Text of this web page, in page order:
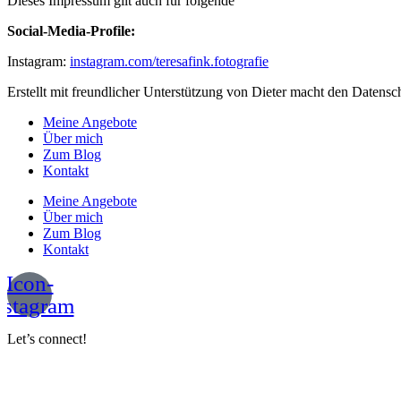
Social-Media-Profile:
Instagram: instagram.com/teresafink.fotografie
Erstellt mit freundlicher Unterstützung von Dieter macht den
Meine Angebote
Über mich
Zum Blog
Kontakt
Meine Angebote
Über mich
Zum Blog
Kontakt
Icon-
Let’s connect!